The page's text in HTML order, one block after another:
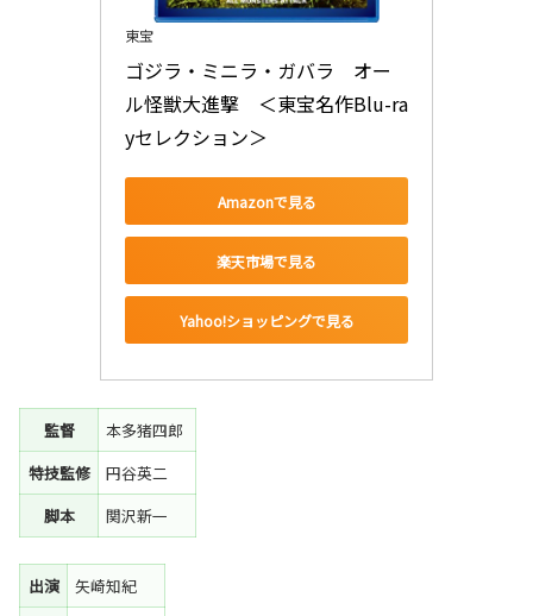
東宝
ゴジラ・ミニラ・ガバラ　オー
ル怪獣大進撃　＜東宝名作Blu-ra
yセレクション＞
Amazonで見る
楽天市場で見る
Yahoo!ショッピングで見る
監督
本多猪四郎
特技監修
円谷英二
脚本
関沢新一
出演
矢崎知紀